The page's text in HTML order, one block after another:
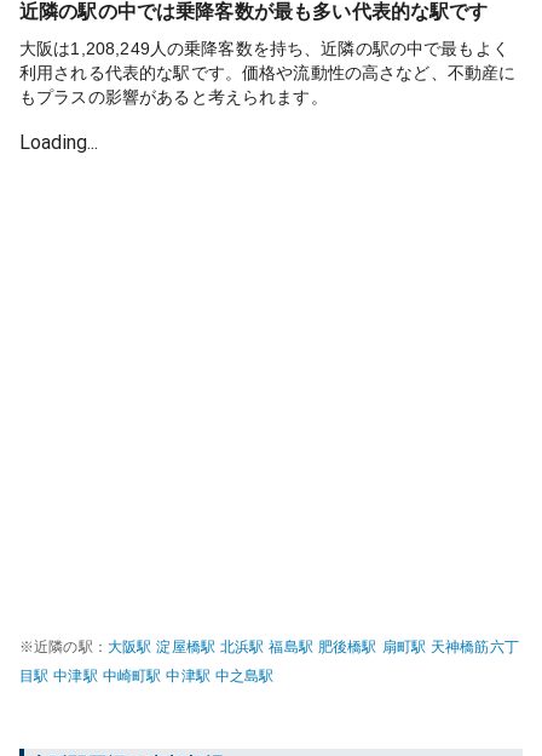
近隣の駅の中では乗降客数が最も多い代表的な駅です
大阪は1,208,249人の乗降客数を持ち、近隣の駅の中で最もよく
利用される代表的な駅です。価格や流動性の高さなど、不動産に
もプラスの影響があると考えられます。
Loading...
※近隣の駅： 大阪駅 淀屋橋駅 北浜駅 福島駅 肥後橋駅 扇町駅 天神橋筋六丁
目駅 中津駅 中崎町駅 中津駅 中之島駅